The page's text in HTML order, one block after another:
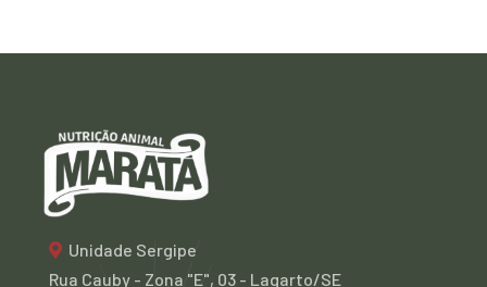
Unidade Sergipe
Rua Cauby - Zona "E", 03 - Lagarto/SE